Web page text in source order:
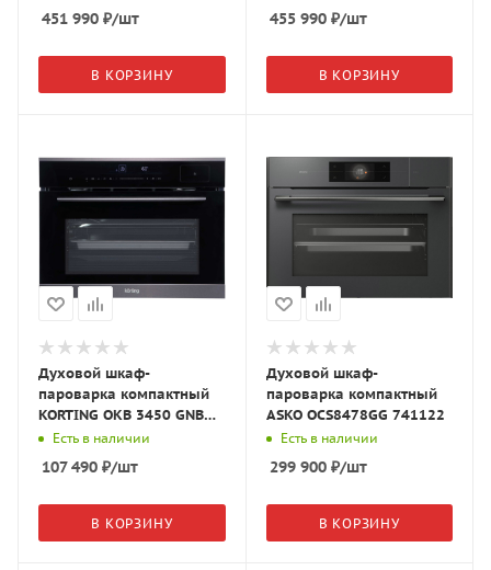
стекло/Copper
451 990 ₽/шт
В КОРЗИНУ
стекло/Gold
455 990₽/шт
В КОРЗИНУ
Духовой шкаф-
пароварка компактный
KORTING OKB 3450 GNBX
Steam чёрный
Есть в наличии
107 490 ₽/шт
В КОРЗИНУ
Духовой шкаф-
пароварка компактный
ASKO OCS8478GG 741122
Есть в наличии
299 900₽/шт
В КОРЗИНУ